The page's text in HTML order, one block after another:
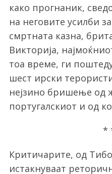
како прогнаник,
на неговите усилби
смртната казна,
Викторија,
тоа време, ги
шест ирски
нејзино бришење од
португалскиот и од
*
Критичарите, од
истакнуваат